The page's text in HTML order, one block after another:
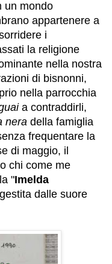
un mondo
appartenere a
i
la religione
nella nostra
di bisnonni,
nella parrocchia
a contraddirli,
nera della famiglia
frequentare la
di maggio, il
chi come me
"Imelda
dalle suore